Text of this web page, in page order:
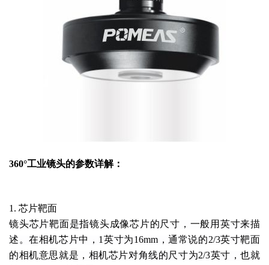
360°工业镜头的参数详解：
1. 芯片靶面
镜头芯片靶面是指镜头成像芯片的尺寸，一般用英寸来描
述。在相机芯片中，1英寸为16mm，通常说的2/3英寸靶面
的相机意思就是，相机芯片对角线的尺寸为2/3英寸，也就